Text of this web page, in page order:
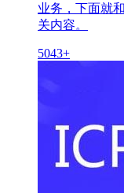
业务，下面就
关内容。
5043+